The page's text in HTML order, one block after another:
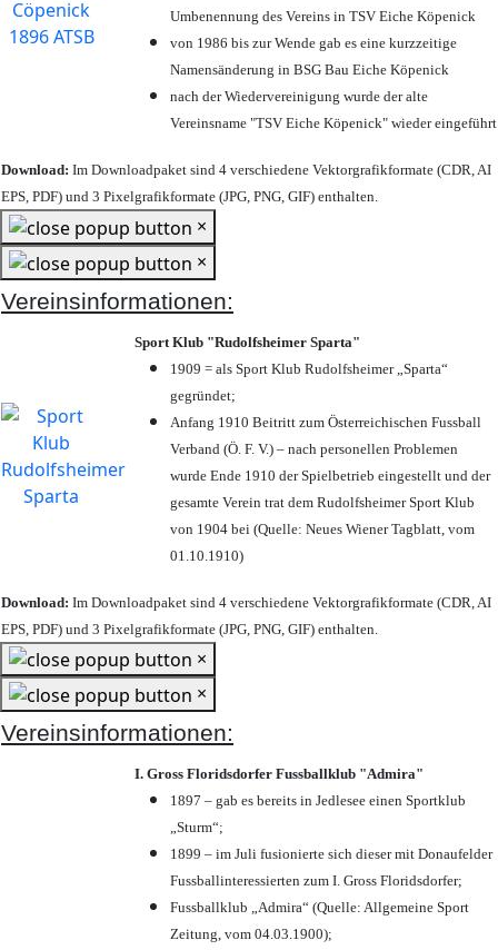
Umbenennung des Vereins in TSV Eiche Köpenick
von 1986 bis zur Wende gab es eine kurzzeitige
Namensänderung in BSG Bau Eiche Köpenick
nach der Wiedervereinigung wurde der alte
Vereinsname "TSV Eiche Köpenick" wieder eingeführt
Download: Im Downloadpaket sind 4 verschiedene Vektorgrafikformate (CDR, AI
EPS, PDF) und 3 Pixelgrafikformate (JPG, PNG, GIF) enthalten.
×
×
Vereinsinformationen:
Sport Klub "Rudolfsheimer Sparta"
1909 = als Sport Klub Rudolfsheimer „Sparta“
gegründet;
Anfang 1910 Beitritt zum Österreichischen Fussball
Verband (Ö. F. V.) – nach personellen Problemen
wurde Ende 1910 der Spielbetrieb eingestellt und der
gesamte Verein trat dem Rudolfsheimer Sport Klub
von 1904 bei (Quelle: Neues Wiener Tagblatt, vom
01.10.1910)
Download: Im Downloadpaket sind 4 verschiedene Vektorgrafikformate (CDR, AI
EPS, PDF) und 3 Pixelgrafikformate (JPG, PNG, GIF) enthalten.
×
×
Vereinsinformationen:
I. Gross Floridsdorfer Fussballklub "Admira"
1897 – gab es bereits in Jedlesee einen Sportklub
„Sturm“;
1899 – im Juli fusionierte sich dieser mit Donaufelder
Fussballinteressierten zum I. Gross Floridsdorfer;
Fussballklub „Admira“ (Quelle: Allgemeine Sport
Zeitung, vom 04.03.1900);